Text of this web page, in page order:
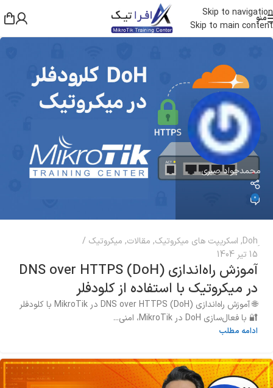
Skip to navigation
Skip to main content
منو
محمدجواد صبری
0
, اسکریپت های میکروتیک, مقالات, میکروتیک
15 تیر 1404
آموزش راه‌اندازی DNS over HTTPS (DoH)
در میکروتیک با استفاده از کلودفلر
🌐 آموزش راه‌اندازی DNS over HTTPS (DoH) در MikroTik با کلودفلر
🔐 با فعال‌سازی DoH در MikroTik، امنی...
ادامه مطلب